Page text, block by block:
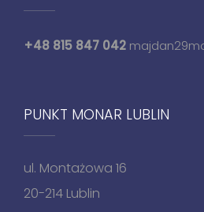
+48 815 847 042
PUNKT MONAR LUBLIN
ul. Montażowa 16
20-214 Lublin